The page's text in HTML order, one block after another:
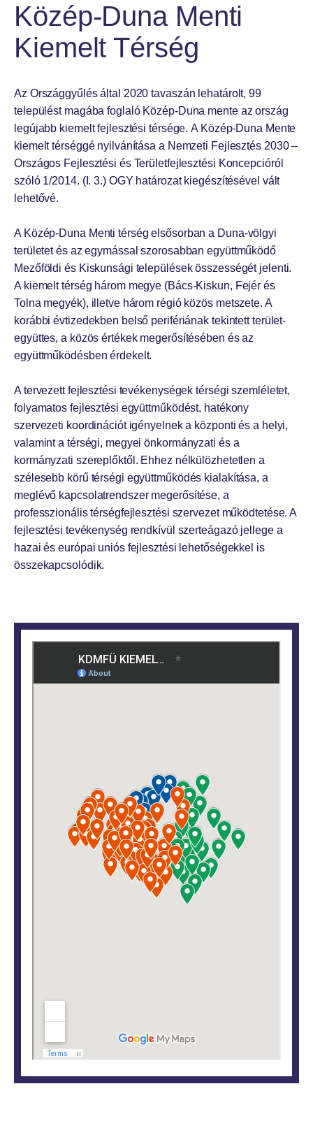
Közép-Duna Menti
Kiemelt Térség
Az Országgyűlés által 2020 tavaszán lehatárolt, 99
települést magába foglaló Közép-Duna mente az ország
legújabb kiemelt fejlesztési térsége. A Közép-Duna Mente
kiemelt térséggé nyilvánítása a Nemzeti Fejlesztés 2030 –
Országos Fejlesztési és Területfejlesztési Koncepcióról
szóló 1/2014. (I. 3.) OGY határozat kiegészítésével vált
lehetővé.
A Közép-Duna Menti térség elsősorban a Duna-völgyi
területet és az egymással szorosabban együttműködő
Mezőföldi és Kiskunsági települések összességét jelenti.
A kiemelt térség három megye (Bács-Kiskun, Fejér és
Tolna megyék), illetve három régió közös metszete. A
korábbi évtizedekben belső perifériának tekintett terület-
együttes, a közös értékek megerősítésében és az
együttműködésben érdekelt.
A tervezett fejlesztési tevékenységek térségi szemléletet,
folyamatos fejlesztési együttműködést, hatékony
szervezeti koordinációt igényelnek a központi és a helyi,
valamint a térségi, megyei önkormányzati és a
kormányzati szereplőktől. Ehhez nélkülözhetetlen a
szélesebb körű térségi együttműködés kialakítása, a
meglévő kapcsolatrendszer megerősítése, a
professzionális térségfejlesztési szervezet működtetése. A
fejlesztési tevékenység rendkívül szerteágazó jellege a
hazai és európai uniós fejlesztési lehetőségekkel is
összekapcsolódik.